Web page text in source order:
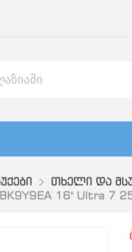
თხელი და
16" Ultra 7